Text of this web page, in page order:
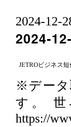
2024-12-
2024-
JETROビジネス短
※データ
す。 世
https://